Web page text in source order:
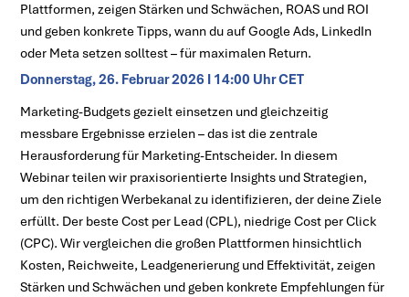
Plattformen, zeigen Stärken und Schwächen, ROAS und ROI
und geben konkrete Tipps, wann du auf Google Ads, LinkedIn
oder Meta setzen solltest – für maximalen Return.
Donnerstag, 26. Februar 2026 I 14:00 Uhr CET
Marketing-Budgets gezielt einsetzen und gleichzeitig
messbare Ergebnisse erzielen – das ist die zentrale
Herausforderung für Marketing-Entscheider. In diesem
Webinar teilen wir praxisorientierte Insights und Strategien,
um den richtigen Werbekanal zu identifizieren, der deine Ziele
erfüllt. Der beste Cost per Lead (CPL), niedrige Cost per Click
(CPC). Wir vergleichen die großen Plattformen hinsichtlich
Kosten, Reichweite, Leadgenerierung und Effektivität, zeigen
Stärken und Schwächen und geben konkrete Empfehlungen für